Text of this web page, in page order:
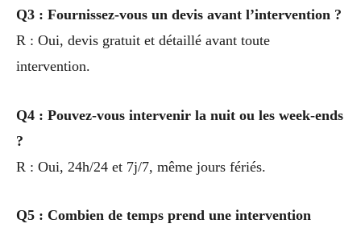
Q3 : Fournissez-vous un devis avant l’intervention ?
R : Oui, devis gratuit et détaillé avant toute
intervention.
Q4 : Pouvez-vous intervenir la nuit ou les week-ends
?
R : Oui, 24h/24 et 7j/7, même jours fériés.
Q5 : Combien de temps prend une intervention